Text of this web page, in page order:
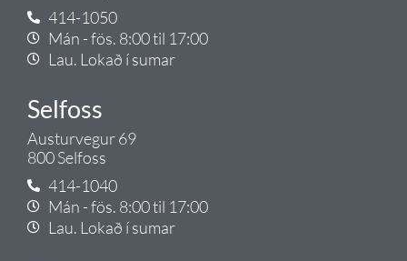
414-1050
Mán - fös. 8:00 til 17:00
Lau. Lokað í sumar
Selfoss
Austurvegur 69
800 Selfoss
414-1040
Mán - fös. 8:00 til 17:00
Lau. Lokað í sumar